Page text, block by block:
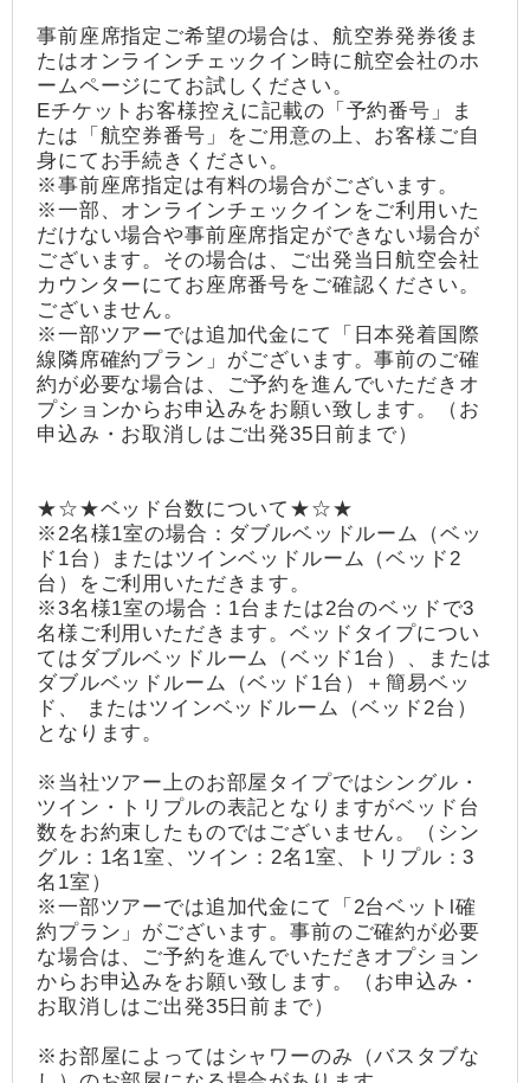
事前座席指定ご希望の場合は、航空券発券後ま
たはオンラインチェックイン時に航空会社のホ
ームページにてお試しください。
Eチケットお客様控えに記載の「予約番号」ま
たは「航空券番号」をご用意の上、お客様ご自
身にてお手続きください。
※事前座席指定は有料の場合がございます。
※一部、オンラインチェックインをご利用いた
だけない場合や事前座席指定ができない場合が
ございます。その場合は、ご出発当日航空会社
カウンターにてお座席番号をご確認ください。
ございません。
※一部ツアーでは追加代金にて「日本発着国際
線隣席確約プラン」がございます。事前のご確
約が必要な場合は、ご予約を進んでいただきオ
プションからお申込みをお願い致します。（お
申込み・お取消しはご出発35日前まで）
★☆★ベッド台数について★☆★
※2名様1室の場合：ダブルベッドルーム（ベッ
ド1台）またはツインベッドルーム（ベッド2
台）をご利用いただきます。
※3名様1室の場合：1台または2台のベッドで3
名様ご利用いただきます。ベッドタイプについ
てはダブルベッドルーム（ベッド1台）、または
ダブルベッドルーム（ベッド1台）＋簡易ベッ
ド、 またはツインベッドルーム（ベッド2台）
となります。
※当社ツアー上のお部屋タイプではシングル・
ツイン・トリプルの表記となりますがベッド台
数をお約束したものではございません。（シン
グル：1名1室、ツイン：2名1室、トリプル：3
名1室）
※一部ツアーでは追加代金にて「2台ベットl確
約プラン」がございます。事前のご確約が必要
な場合は、ご予約を進んでいただきオプション
からお申込みをお願い致します。（お申込み・
お取消しはご出発35日前まで）
※お部屋によってはシャワーのみ（バスタブな